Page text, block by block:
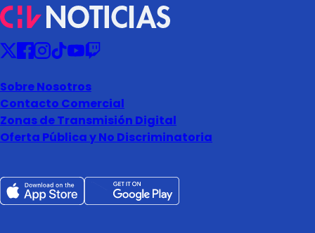
Sobre Nosotros
Contacto Comercial
Zonas de Transmisión Digital
Oferta Pública y No Discriminatoria